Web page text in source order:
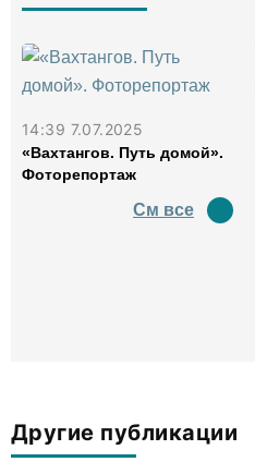
14:39 7.07.2025
«Вахтангов. Путь домой».
Фоторепортаж
См все
Другие публикации